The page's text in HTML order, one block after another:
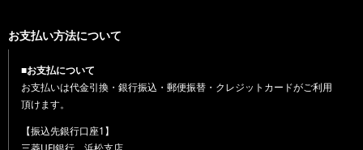
お支払い方法について
■お支払について
お支払いは代金引換・銀行振込・郵便振替・クレジットカードがご利用
頂けます。
【振込先銀行口座1】